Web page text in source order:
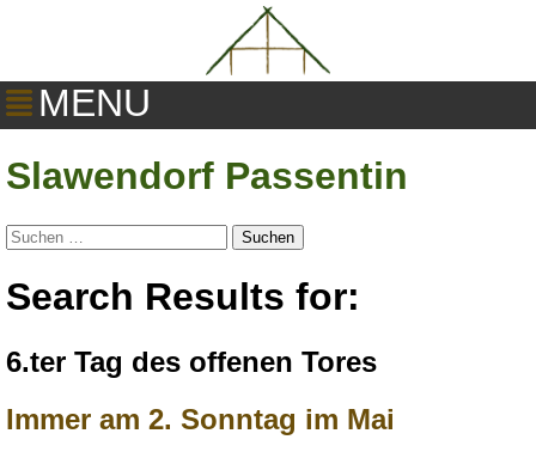
MENU
Slawendorf Passentin
Suchen
nach:
Search Results for:
6.ter Tag des offenen Tores
Immer am 2. Sonntag im Mai